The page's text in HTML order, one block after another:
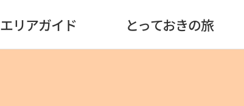
エリアガイド とっておきの旅